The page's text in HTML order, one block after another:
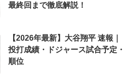
最終回まで徹底解説！
【2026年最新】大谷翔平 速報｜
投打成績・ドジャース試合予定・
順位